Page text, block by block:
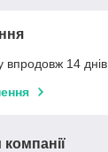
впродовж 14
компанії